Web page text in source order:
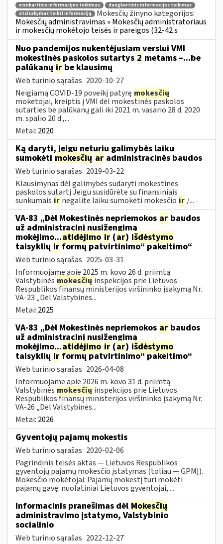
vienkartinis informacijos teikimas
daugkartinis informacijos teikimas
atsisakymas teikti informaciją
Mokesčių žinyno kategorijos:
Mokesčių administravimas » Mokesčių administratoriaus
ir mokesčių mokėtojo teisės ir pareigos (32-42 s
Nuo pandemijos nukentėjusiam verslui VMI
mokestinės paskolos sutartys 2 metams –...be
palūkanų ir be klausimų
Web turinio sąrašas 2020-10-27
Neigiamą COVID-19 poveikį patyrę mokesčių
mokėtojai, kreiptis į VMI dėl mokestinės paskolos
sutarties be palūkanų gali iki 2021 m. vasario 28 d. 2020
m. spalio 20 d.,...
Metai: 2020
Ką daryti, jeigu neturiu galimybės laiku
sumokėti mokesčių ar administracinės baudos
Web turinio sąrašas 2019-03-22
Klausimynas dėl galimybės sudaryti mokestinės
paskolos sutartį Jeigu susidūrėte su finansiniais
sunkumais ir negalite laiku sumokėti mokesčio ir /...
VA-83 „Dėl Mokestinės nepriemokos ar baudos
už administracinį nusižengimą
mokėjimo...atidėjimo ir (ar) išdėstymo
taisyklių ir formų patvirtinimo“ pakeitimo“
Web turinio sąrašas 2025-03-31
Informuojame apie 2025 m. kovo 26 d. priimtą
Valstybinės mokesčių inspekcijos prie Lietuvos
Respublikos finansų ministerijos viršininko įsakymą Nr.
VA-23 „Dėl Valstybinės...
Metai: 2025
VA-83 „Dėl Mokestinės nepriemokos ar baudos
už administracinį nusižengimą
mokėjimo...atidėjimo ir (ar) išdėstymo
taisyklių ir formų patvirtinimo“ pakeitimo“
Web turinio sąrašas 2026-04-08
Informuojame apie 2026 m. kovo 31 d. priimtą
Valstybinės mokesčių inspekcijos prie Lietuvos
Respublikos finansų ministerijos viršininko įsakymą Nr.
VA-26 „Dėl Valstybinės...
Metai: 2026
Gyventojų pajamų mokestis
Web turinio sąrašas 2020-02-06
Pagrindinis teisės aktas — Lietuvos Respublikos
gyventojų pajamų mokesčio įstatymas (toliau — GPMĮ).
Mokesčio mokėtojai: Pajamų mokestį turi mokėti
pajamų gavę: nuolatiniai Lietuvos gyventojai, ...
Informacinis pranešimas dėl Mokesčių
administravimo įstatymo, Valstybinio
socialinio
Web turinio sąrašas 2022-12-27